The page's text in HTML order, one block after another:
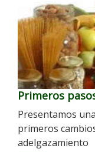
Primeros
Presentamos
primeros
adelgazamiento